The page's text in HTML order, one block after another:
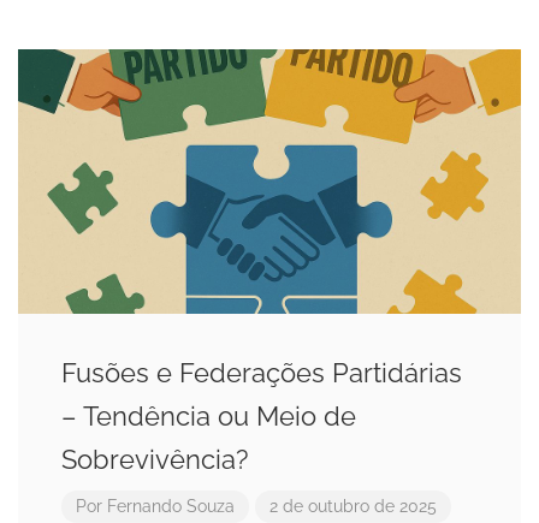
Fusões e Federações Partidárias
– Tendência ou Meio de
Sobrevivência?
Por Fernando Souza 2 de outubro de 2025